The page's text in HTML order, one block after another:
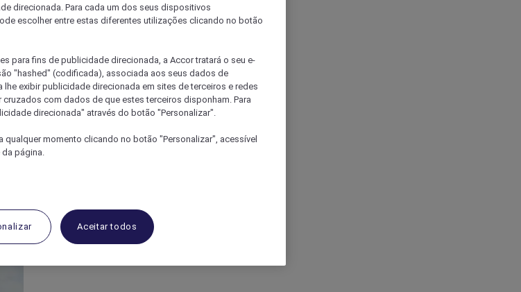
direcionada. Para cada um dos seus dispositivos
escolher entre estas diferentes utilizações clicando no botão
para fins de publicidade direcionada, a Accor tratará o seu e-
"hashed" (codificada), associada aos seus dados de
lhe exibir publicidade direcionada em sites de terceiros e redes
com dados de que estes terceiros disponham. Para
direcionada" através do botão "Personalizar".
qualquer momento clicando no botão "Personalizar", acessível
página.
Aceitar todos